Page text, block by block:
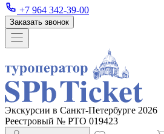
+7 964 342-39-00
Заказать звонок
Экскурсии в Санкт-Петербурге 2026
Реестровый № РТО 019423